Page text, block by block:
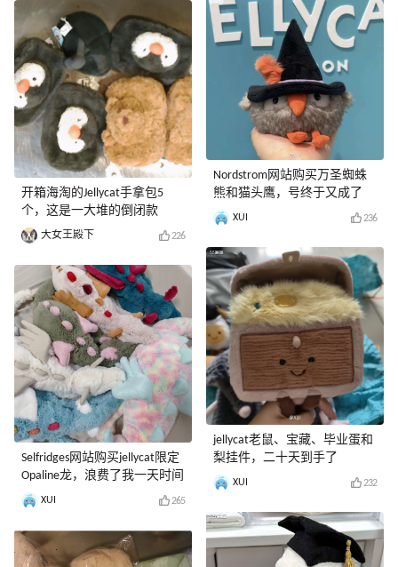
开箱海淘的Jellycat手拿包5
个，这是一大堆的倒闭款
大女王殿下 226
Selfridges网站购买jellycat限定
Opaline龙，浪费了我一天时间
XUI 265
Nordstrom网站购买万圣蜘蛛
熊和猫头鹰，号终于又成了
XUI 236
jellycat老鼠、宝藏、毕业蛋和
梨挂件，二十天到手了
XUI 232